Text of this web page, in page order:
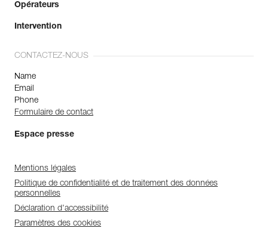
Opérateurs
Intervention
CONTACTEZ-NOUS
Name
Email
Phone
Formulaire de contact
Espace presse
Mentions légales
Politique de confidentialité et de traitement des données
personnelles
Déclaration d'accessibilité
Paramètres des cookies